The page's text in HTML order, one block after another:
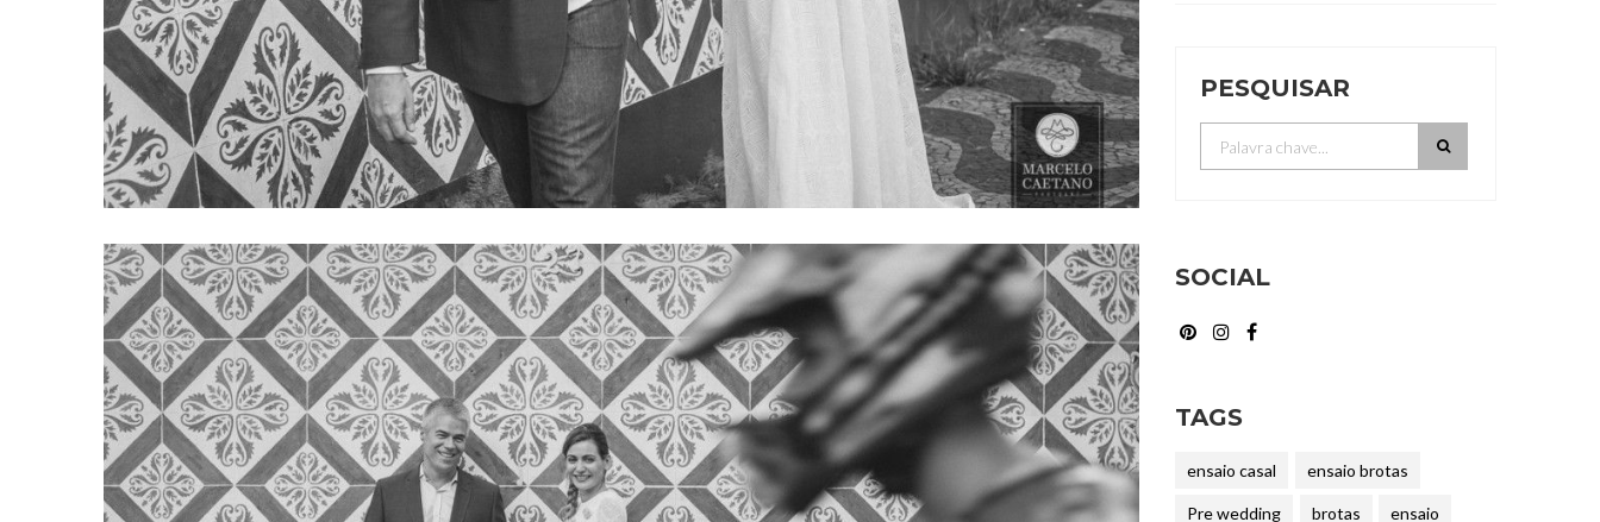
PESQUISAR
SOCIAL
TAGS
ensaio casal ensaio brotas
Pre wedding brotas ensaio